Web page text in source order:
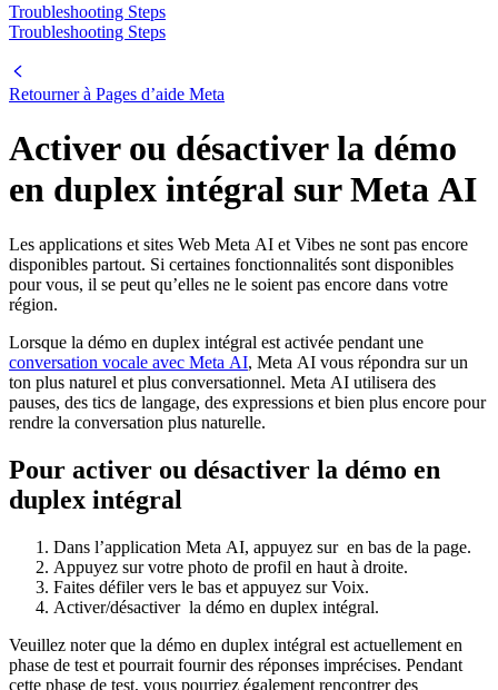
Troubleshooting Steps
Troubleshooting Steps
Retourner à Pages d’aide Meta
Activer ou désactiver la démo
en duplex intégral sur Meta AI
Les applications et sites Web Meta AI et Vibes ne sont pas encore
disponibles partout. Si certaines fonctionnalités sont disponibles
pour vous, il se peut qu’elles ne le soient pas encore dans votre
région.
Lorsque la démo en duplex intégral est activée pendant une
conversation vocale avec Meta AI, Meta AI vous répondra sur un
ton plus naturel et plus conversationnel. Meta AI utilisera des
pauses, des tics de langage, des expressions et bien plus encore pour
rendre la conversation plus naturelle.
Pour activer ou désactiver la démo en
duplex intégral
Dans l’application Meta AI, appuyez sur en bas de la page.
Appuyez sur votre photo de profil en haut à droite.
Faites défiler vers le bas et appuyez surVoix.
Activer/désactiver la démo en duplex intégral.
Veuillez noter que la démo en duplex intégral est actuellement en
phase de test et pourrait fournir des réponses imprécises. Pendant
cette phase de test, vous pourriez également rencontrer des